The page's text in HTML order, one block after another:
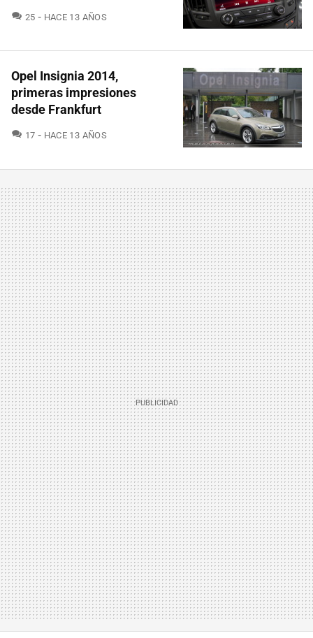
25 COMENTARIOS
HACE 13 AÑOS
Opel Insignia 2014,
primeras impresiones
desde Frankfurt
17 COMENTARIOS
HACE 13 AÑOS